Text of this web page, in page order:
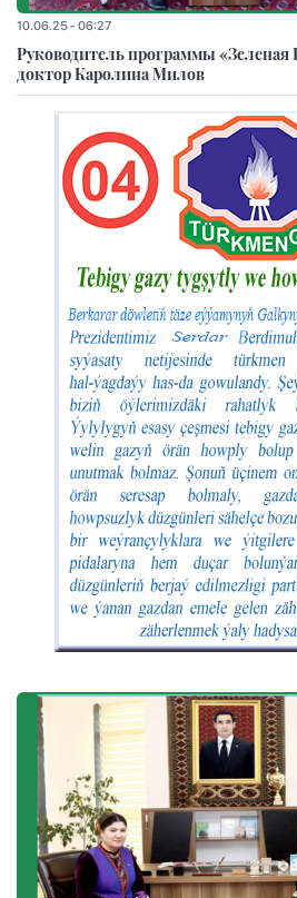
10.06.25 - 06:27
Руководитель программы «Зеленая
доктор Каролина Милов